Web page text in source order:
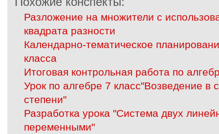
Разложение на множители с
квадрата разности
Календарно-тематическое
класса
Итоговая контрольная работа по
Урок по алгебре 7 класс"Возведение в
степени"
Разработка урока "Система двух
переменными"